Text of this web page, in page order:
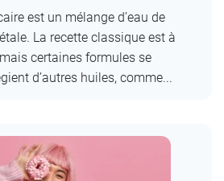
est un mélange d’eau de
La recette classique est à
mais certaines formules se
d’autres huiles, comme...